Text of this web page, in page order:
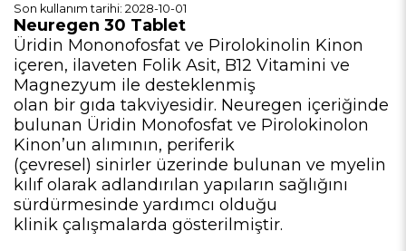
Son kullanım tarihi: 2028-10-01
Neuregen 30 Tablet
Üridin Mononofosfat ve Pirolokinolin Kinon
içeren, ilaveten Folik Asit, B12 Vitamini ve
Magnezyum ile desteklenmiş
olan bir gıda takviyesidir. Neuregen içeriğinde
bulunan Üridin Monofosfat ve Pirolokinolon
Kinon’un alımının, periferik
(çevresel) sinirler üzerinde bulunan ve myelin
kılıf olarak adlandırılan yapıların sağlığını
sürdürmesinde yardımcı olduğu
klinik çalışmalarda gösterilmiştir.